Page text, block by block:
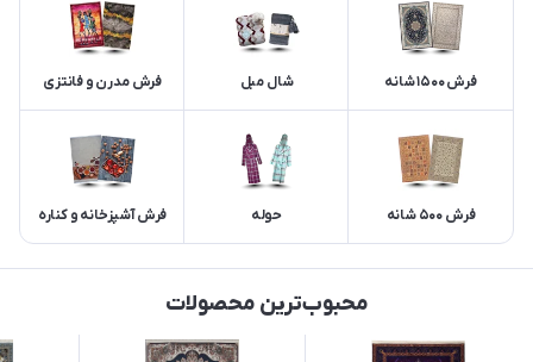
فرش 1500 شانه شال مبل فرش مدرن و فانتزی
فرش 500 شانه حوله فرش آشپزخانه و کناره
محبوب‌ترین محصولات